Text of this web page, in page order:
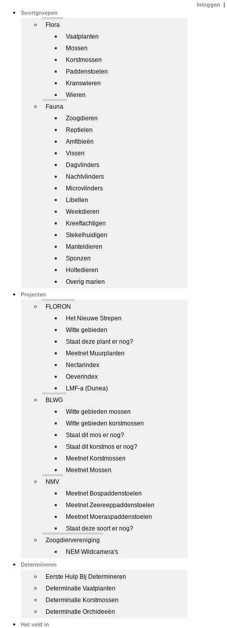
Soortgroepen
Flora
Vaatplanten
Mossen
Korstmossen
Paddenstoelen
Kranswieren
Wieren
Fauna
Zoogdieren
Reptielen
Amfibieën
Vissen
Dagvlinders
Nachtvlinders
Microvlinders
Libellen
Weekdieren
Kreeftachtigen
Stekelhuidigen
Manteldieren
Sponzen
Holtedieren
Overig marien
Projecten
FLORON
Het Nieuwe Strepen
Witte gebieden
Staat deze plant er nog?
Meetnet Muurplanten
Nectarindex
Oeverindex
LMF-a (Dunea)
BLWG
Witte gebieden mossen
Witte gebieden korstmossen
Staat dit mos er nog?
Staat dit korstmos er nog?
Meetnet Korstmossen
Meetnet Mossen
NMV
Meetnet Bospaddenstoelen
Meetnet Zeereeppaddenstoelen
Meetnet Moeraspaddenstoelen
Staat deze soort er nog?
Zoogdiervereniging
NEM Wildcamera's
Determineren
Eerste Hulp Bij Determineren
Determinatie Vaatplanten
Determinatie Korstmossen
Determinatie Orchideeën
Het veld in
Inloggen |